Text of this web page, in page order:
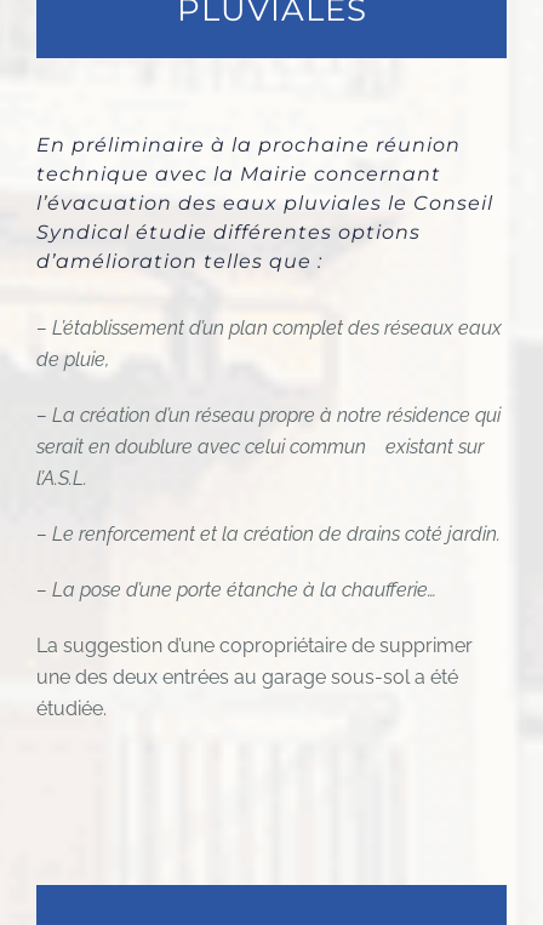
PLUVIALES
En préliminaire à la prochaine réunion
technique avec la Mairie concernant
l’évacuation des eaux pluviales le Conseil
Syndical étudie différentes options
d’amélioration telles que :
– L’établissement d’un plan complet des réseaux eaux
de pluie,
– La création d’un réseau propre à notre résidence qui
serait en doublure avec celui commun existant sur
l’A.S.L.
– Le renforcement et la création de drains coté jardin.
– La pose d’une porte étanche à la chaufferie…
La suggestion d’une copropriétaire de supprimer
une des deux entrées au garage sous-sol a été
étudiée.